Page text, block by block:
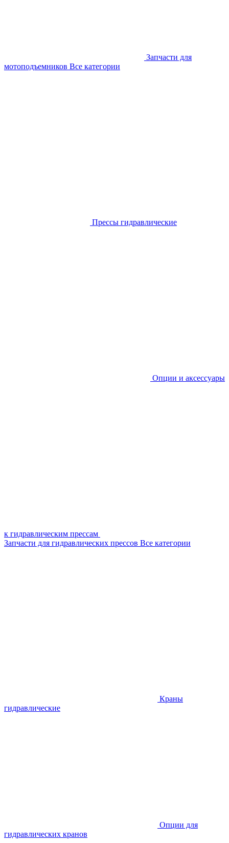
Запчасти для
мотоподъемников Все категории
Прессы гидравлические
Опции и аксессуары
к гидравлическим прессам
Запчасти для гидравлических прессов Все категории
Краны
гидравлические
Опции для
гидравлических кранов